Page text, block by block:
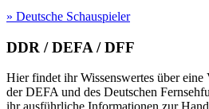
» Deutsche Schauspieler
DDR / DEFA / DFF
Hier findet ihr Wissenswertes über
der DEFA und des Deutschen